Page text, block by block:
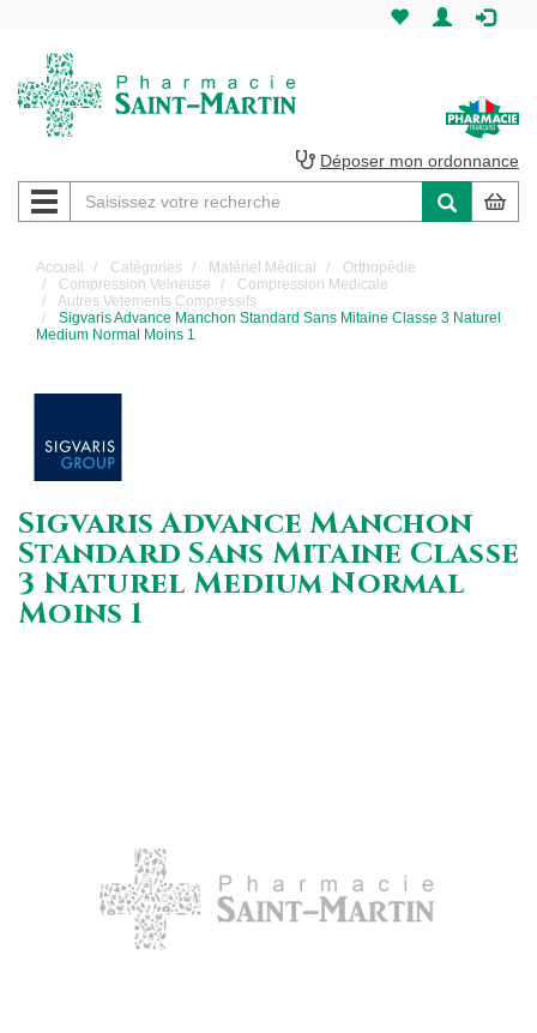
Martin
Pharmacie
Saint-
Martin
Déposer mon ordonnance
Navigation
Accueil Catégories Matériel Médical
Orthopédie
Compression Veineuse
Compression Medicale
Autres Vetements Compressifs
Sigvaris Advance Manchon Standard Sans Mitaine Classe 3 Naturel
Medium Normal Moins 1
Sigvaris Advance Manchon
Standard Sans Mitaine Classe
3 Naturel Medium Normal
Moins 1